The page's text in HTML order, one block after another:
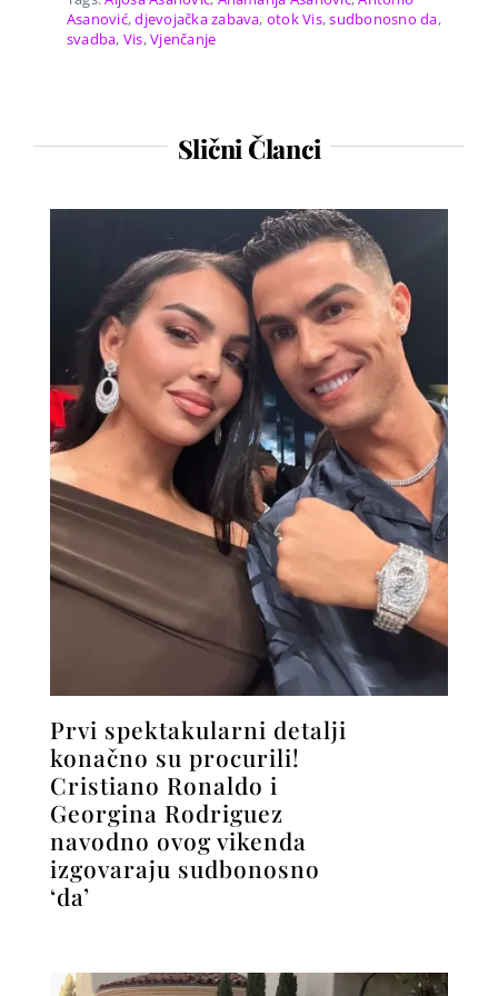
Asanović,djevojačka zabava, otok Vis,sudbonosno da,
svadba, Vis,Vjenčanje
Slični Članci
Prvi spektakularni detalji
konačno su procurili!
Cristiano Ronaldo i
Georgina Rodriguez
navodno ovog vikenda
izgovaraju sudbonosno
‘da’